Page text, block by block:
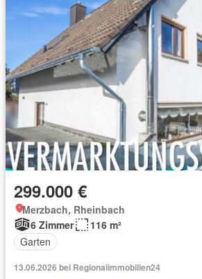
299.000 €
Merzbach, Rheinbach
6 Zimmer
116 m²
Garten
13.06.2026 bei Regionalimmobilien24